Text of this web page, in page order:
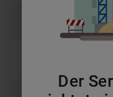
Motorleistung
Der